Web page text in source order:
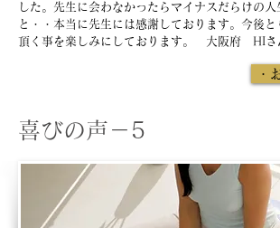
した。 先生に会わなかったらマイナスだらけの
と・・本当に先生には感謝しております。今後
頂く事を楽しみにしております。
大阪府 HIさ
・
喜びの声－5